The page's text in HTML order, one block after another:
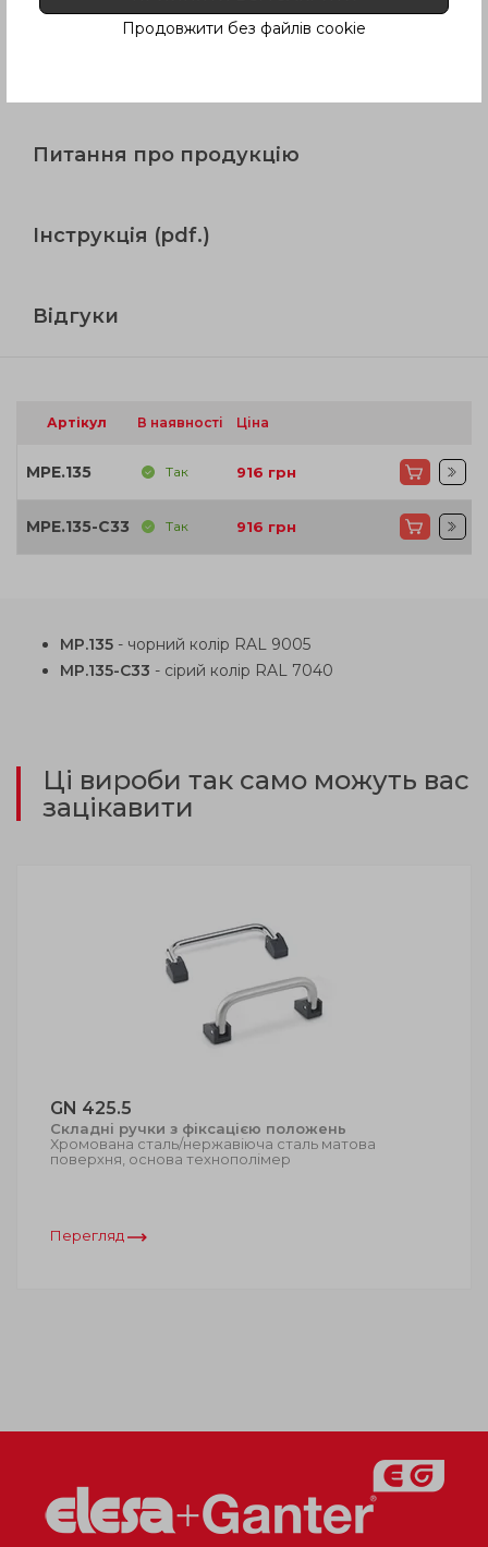
Питання про продукцію
Інструкція (pdf.)
Відгуки
Артікул В наявності Ціна
MPE.135 Так 916 грн
MPE.135-C33 Так 916 грн
MP.135 - чорний колір RAL 9005
MP.135-С33 - сірий колір RAL 7040
Ці вироби так само можуть вас
зацікавити
GN 425.5
Складні ручки з фіксацією положень
Хромована сталь/нержавіюча сталь матова
поверхня, основа технополімер
Перегляд
Продовжити без файлів cookie